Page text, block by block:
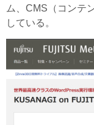
ム、CMS（コンテ
している。